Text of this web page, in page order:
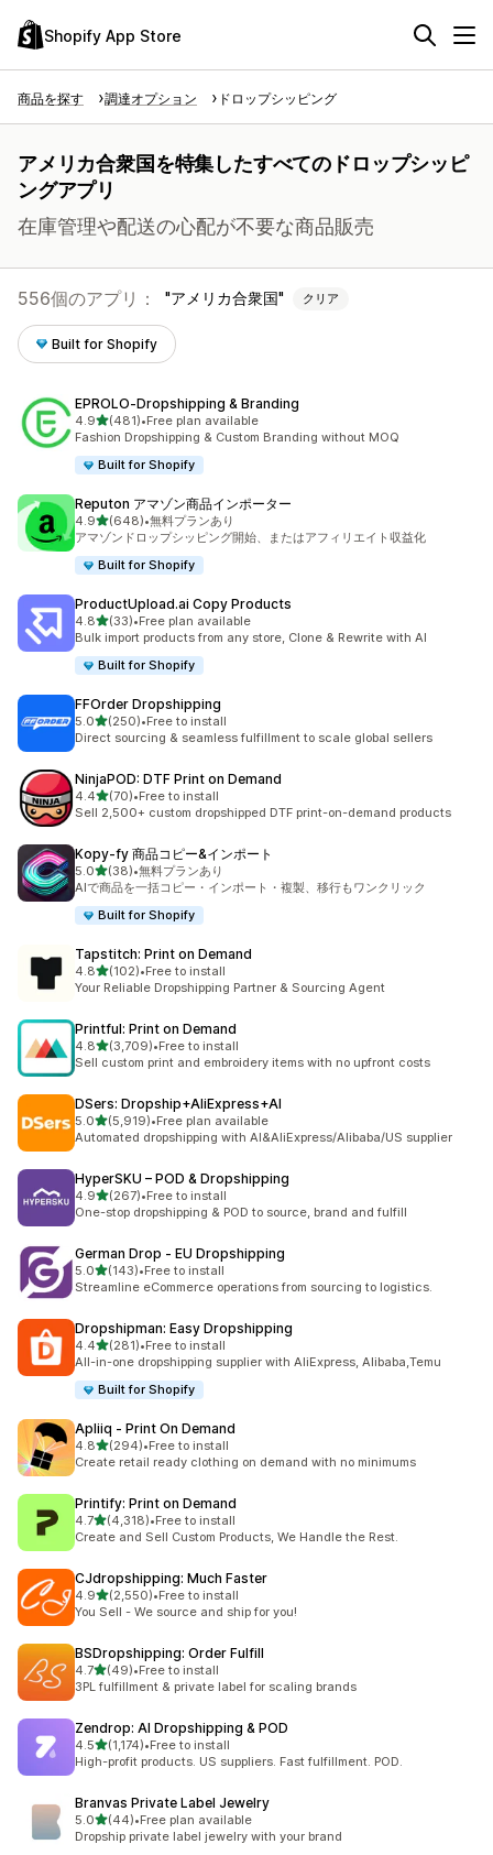
Shopify App Store
商品を探す 調達オプション ドロップシッピング
アメリカ合衆国を特集したすべてのドロップシッピ
ングアプリ
在庫管理や配送の心配が不要な商品販売
556個のアプリ： アメリカ合衆国 クリア
Built for Shopify
EPROLO‑Dropshipping & Branding
4.95つ星中
(481)
合計レビュー数：481件
•Free plan available
Fashion Dropshipping & Custom Branding without MOQ
Built for Shopify
Reputon アマゾン商品インポーター
4.95つ星中
(648)
合計レビュー数：648件
•無料プランあり
アマゾンドロップシッピング開始、またはアフィリエイト収益化
Built for Shopify
ProductUpload.ai Copy Products
4.85つ星中
(33)
合計レビュー数：33件
•Free plan available
Bulk import products from any store, Clone & Rewrite with AI
Built for Shopify
FFOrder Dropshipping
5.05つ星中
(250)
合計レビュー数：250件
•Free to install
Direct sourcing & seamless fulfillment to scale global sellers
NinjaPOD: DTF Print on Demand
4.45つ星中
(70)
合計レビュー数：70件
•Free to install
Sell 2,500+ custom dropshipped DTF print-on-demand products
Kopy‑fy 商品コピー&インポート
5.05つ星中
(38)
合計レビュー数：38件
•無料プランあり
AIで商品を一括コピー・インポート・複製、移行もワンクリック
Built for Shopify
Tapstitch: Print on Demand
4.85つ星中
(102)
合計レビュー数：102件
•Free to install
Your Reliable Dropshipping Partner & Sourcing Agent
Printful: Print on Demand
4.85つ星中
(3,709)
合計レビュー数：3709件
•Free to install
Sell custom print and embroidery items with no upfront costs
DSers: Dropship+AliExpress+AI
5.05つ星中
(5,919)
合計レビュー数：5919件
•Free plan available
Automated dropshipping with AI&AliExpress/Alibaba/US supplier
HyperSKU – POD & Dropshipping
4.95つ星中
(267)
合計レビュー数：267件
•Free to install
One-stop dropshipping & POD to source, brand and fulfill
German Drop ‑ EU Dropshipping
5.05つ星中
(143)
合計レビュー数：143件
•Free to install
Streamline eCommerce operations from sourcing to logistics.
Dropshipman: Easy Dropshipping
4.45つ星中
(281)
合計レビュー数：281件
•Free to install
All-in-one dropshipping supplier with AliExpress, Alibaba,Temu
Built for Shopify
Apliiq ‑ Print On Demand
4.85つ星中
(294)
合計レビュー数：294件
•Free to install
Create retail ready clothing on demand with no minimums
Printify: Print on Demand
4.75つ星中
(4,318)
合計レビュー数：4318件
•Free to install
Create and Sell Custom Products, We Handle the Rest.
CJdropshipping: Much Faster
4.95つ星中
(2,550)
合計レビュー数：2550件
•Free to install
You Sell - We source and ship for you!
BSDropshipping: Order Fulfill
4.75つ星中
(49)
合計レビュー数：49件
•Free to install
3PL fulfillment & private label for scaling brands
Zendrop: AI Dropshipping & POD
4.55つ星中
(1,174)
合計レビュー数：1174件
•Free to install
High-profit products. US suppliers. Fast fulfillment. POD.
Branvas Private Label Jewelry
5.05つ星中
(44)
合計レビュー数：44件
•Free plan available
Dropship private label jewelry with your brand